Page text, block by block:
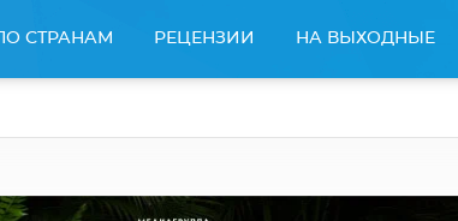
ПО СТРАНАМ РЕЦЕНЗИИ НА ВЫХОДНЫЕ